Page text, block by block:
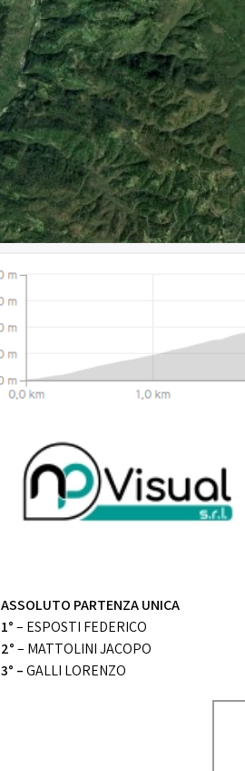
ASSOLUTO PARTENZA UNICA
1°– ESPOSTI FEDERICO
2°– MATTOLINI JACOPO
3° –GALLI LORENZO